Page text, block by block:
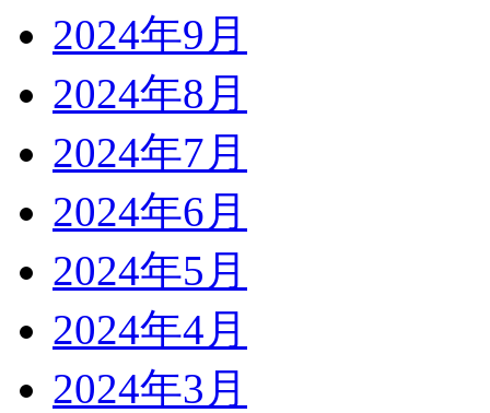
2024年9月
2024年8月
2024年7月
2024年6月
2024年5月
2024年4月
2024年3月